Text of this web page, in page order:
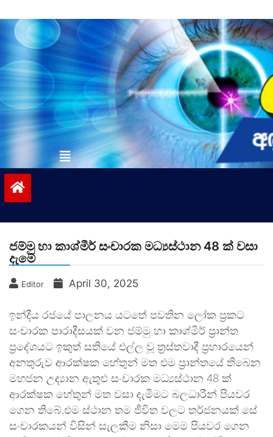
to
contentvinivida.lk
ජම්මු හා කාශ්මීර් සංචාරක මධ්‍යස්ථාන 48 ක් වසා
දැමේ
Editor April 30, 2025
ඉන්දීය රජයේ පාලනය යටතේ පවතින ලෝක ප්‍රකට
සංචාරක පාරාදීසයක් වන ජම්මු හා කාශ්මීර් ප්‍රාන්ත
ප්‍රදේශයට ඉකුත් සතියේ එල්ල වූ ත්‍රස්තවාදී ප්‍රහාරයෙන්
අනතුරුව ආරක්ෂක හේතුන් මත එම ප්‍රාන්තයේ තිබෙන
මහජන උද්‍යාන ඇතුළු සංචාරක මධ්‍යස්ථාන 48 ක්
ආරක්ෂක හේතුන් මත වසා දැමීමට බලධාරීන් පියවර
ගෙන තිබේ.එම ස්ථාන තම ජීවිත වලට තර්ජනයක් සේ
සංචාරකයන් විසින් සැලකීම නිසා මෙම පියවර ගෙන